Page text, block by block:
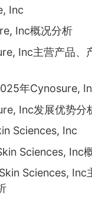
Inc
Inc概况分析
Inc主营产品、
年Cynosure,
Inc发展优势分
Sciences, Inc
Sciences, Inc
Sciences, Inc